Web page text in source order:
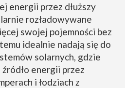
energii przez dłuższy
rozładowywane
swojej pojemności bez
idealnie nadają się do
solarnych, gdzie
energii przez
i łodziach z